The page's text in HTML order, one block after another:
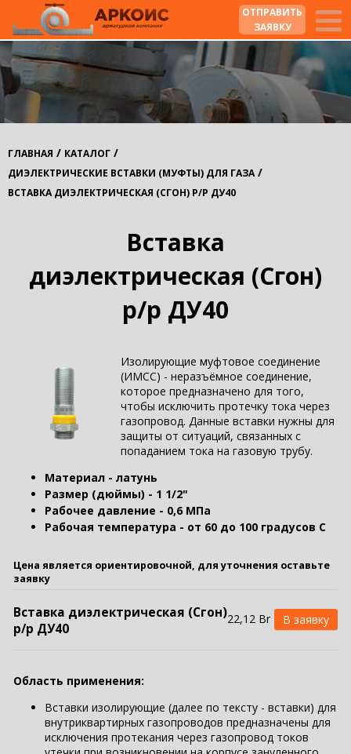
ОТПРАВИТЬ
ЗАЯВКУ
ГЛАВНАЯ / КАТАЛОГ /
ДИЭЛЕКТРИЧЕСКИЕ ВСТАВКИ (МУФТЫ) ДЛЯ ГАЗА/
ВСТАВКА ДИЭЛЕКТРИЧЕСКАЯ (СГОН) Р/Р ДУ40
Вставка
диэлектрическая (Сгон)
р/р ДУ40
Изолирующие муфтовое соединение
(ИМСС) - неразъёмное соединение,
которое предназначено для того,
чтобы исключить протечку тока через
газопровод. Данные вставки нужны для
защиты от ситуаций, связанных с
попаданием тока на газовую трубу.
Материал - латунь
Размер (дюймы) - 1 1/2"
Рабочее давление - 0,6 МПа
Рабочая температура - от 60 до 100 градусов С
Цена является ориентировочной, для уточнения оставьте
заявку
Вставка диэлектрическая (Сгон)
р/р ДУ40
22,12 Br
Область применения:
Вставки изолирующие (далее по тексту - вставки) для
внутриквартирных газопроводов предназначены для
исключения протекания через газопровод токов